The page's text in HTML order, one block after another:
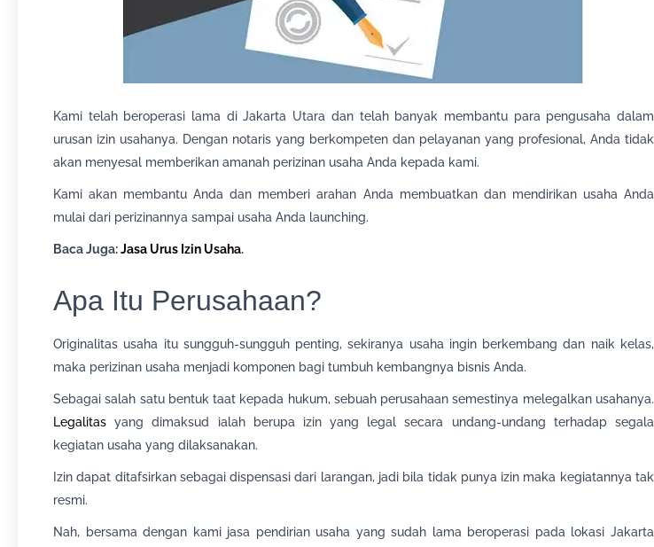
Kami telah beroperasi lama di Jakarta Utara dan telah banyak membantu para pengusaha dalam
urusan izin usahanya. Dengan notaris yang berkompeten dan pelayanan yang profesional, Anda tidak
akan menyesal memberikan amanah perizinan usaha Anda kepada kami.
Kami akan membantu Anda dan memberi arahan Anda membuatkan dan mendirikan usaha Anda
mulai dari perizinannya sampai usaha Anda launching.
Baca Juga:Jasa Urus Izin Usaha.
Apa Itu Perusahaan?
Originalitas usaha itu sungguh-sungguh penting, sekiranya usaha ingin berkembang dan naik kelas,
maka perizinan usaha menjadi komponen bagi tumbuh kembangnya bisnis Anda.
Sebagai salah satu bentuk taat kepada hukum, sebuah perusahaan semestinya melegalkan usahanya.
Legalitas yang dimaksud ialah berupa izin yang legal secara undang-undang terhadap segala
kegiatan usaha yang dilaksanakan.
Izin dapat ditafsirkan sebagai dispensasi dari larangan, jadi bila tidak punya izin maka kegiatannya tak
resmi.
Nah, bersama dengan kami jasa pendirian usaha yang sudah lama beroperasi pada lokasi Jakarta